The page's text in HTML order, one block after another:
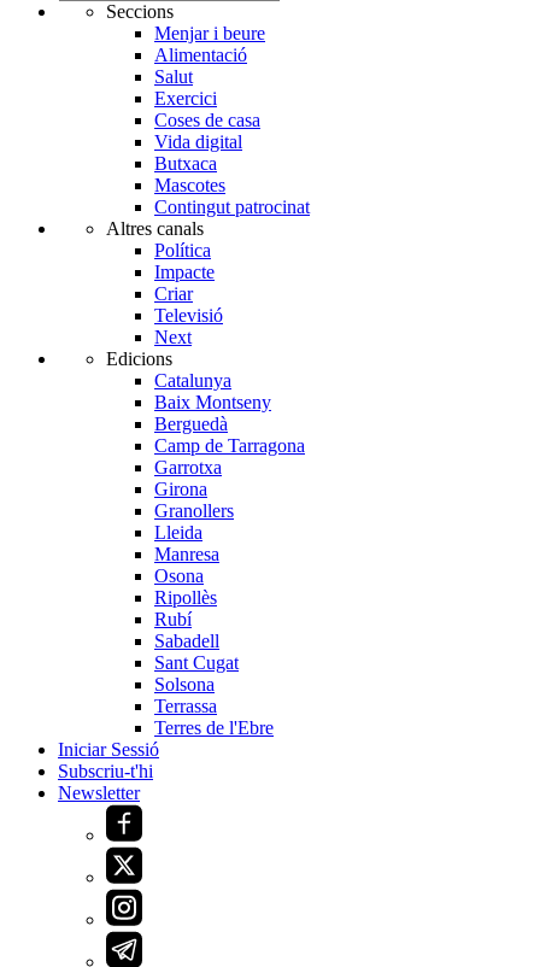
Seccions
Menjar i beure
Alimentació
Salut
Exercici
Coses de casa
Vida digital
Butxaca
Mascotes
Contingut patrocinat
Altres canals
Política
Impacte
Criar
Televisió
Next
Edicions
Catalunya
Baix Montseny
Berguedà
Camp de Tarragona
Garrotxa
Girona
Granollers
Lleida
Manresa
Osona
Ripollès
Rubí
Sabadell
Sant Cugat
Solsona
Terrassa
Terres de l'Ebre
Iniciar Sessió
Subscriu-t'hi
Newsletter